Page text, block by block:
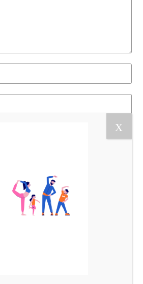
spécialisée dans
femmes en préménopause et